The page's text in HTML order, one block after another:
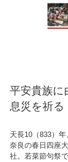
平安貴族に
息災を祈る
天長10（833）
奈良の春日四座
社。若菜節句祭